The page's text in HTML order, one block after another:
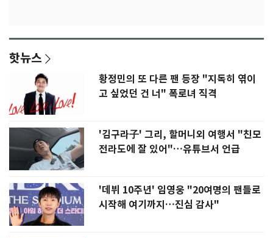
핫뉴스
황정민의 또 다른 팬 등장 "지독히 엮이
고 싶었던 건 너" 폭로녀 직격
'김구라子' 그리, 할머니외 여행서 "친모
전라도에 잘 있어"…유튜브서 언급
'데뷔 10주년' 임영웅 "20여명의 팬들로
시작해 여기까지…진심 감사"